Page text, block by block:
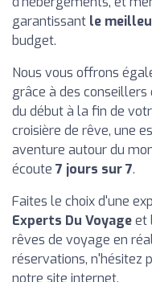
garantissant le
budget.
Nous vous offrons
grâce à des
du début à la fin de
croisière de rêve, une
aventure autour du
écoute 7 jours sur 7.
Faites le choix d'une
Experts Du Voyageet
rêves de voyage en
réservations, n'hésitez
notre site internet.